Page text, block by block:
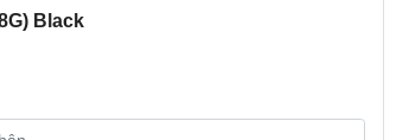
nhẹ nhàng hơn hẳn, giúp trải nghiệm
góp phần làm nổi bật diện mạo sang
Black